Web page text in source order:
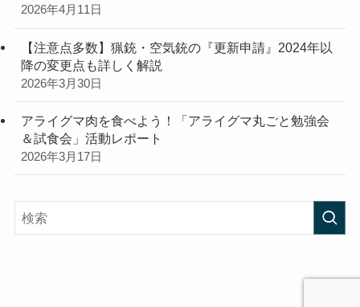
2026年4月11日
【注意点多数】猟銃・空気銃の『更新申請』2024年以
降の変更点も詳しく解説
2026年3月30日
アライグマ肉を食べよう！「アライグマ丸ごと勉強会
＆試食会」活動レポート
2026年3月17日